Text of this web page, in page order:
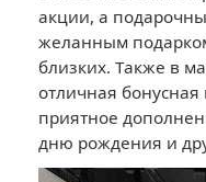
акции, а
желанным
близких. Также в
отличная
приятное
дню рождения и